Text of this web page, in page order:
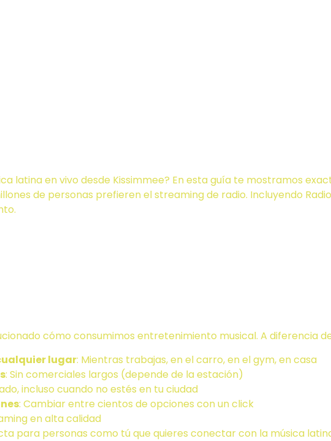
latina en vivo desde Kissimmee? En esta guía te mostramos
de personas prefieren el streaming de radio. Incluyendo
cómo consumimos entretenimiento musical. A diferencia
lugar: Mientras trabajas, en el carro, en el gym, en casa
: Sin comerciales largos (depende de la estación)
incluso cuando no estés en tu ciudad
: Cambiar entre cientos de opciones con un click
en alta calidad
para personas como tú que quieres conectar con la música